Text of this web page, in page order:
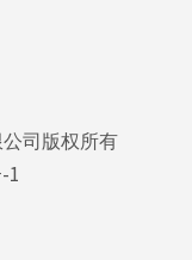
司版权所有
1